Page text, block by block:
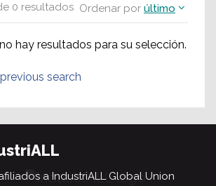
0 resultados Ordenar por último
hay resultados para su selección.
search
a IndustriALL Global Union